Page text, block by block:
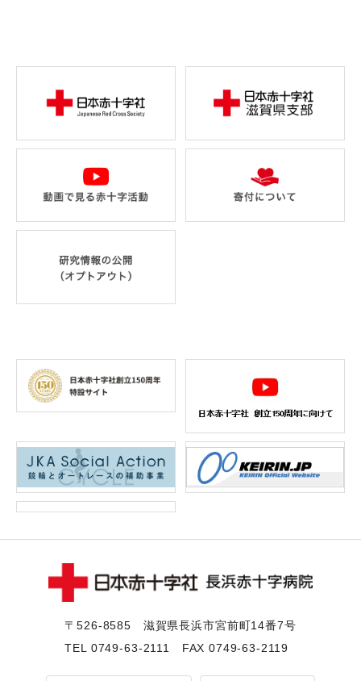
〒526-8585 滋賀県⻑浜市宮前町14番7号
TEL 0749-63-2111 FAX 0749-63-2119